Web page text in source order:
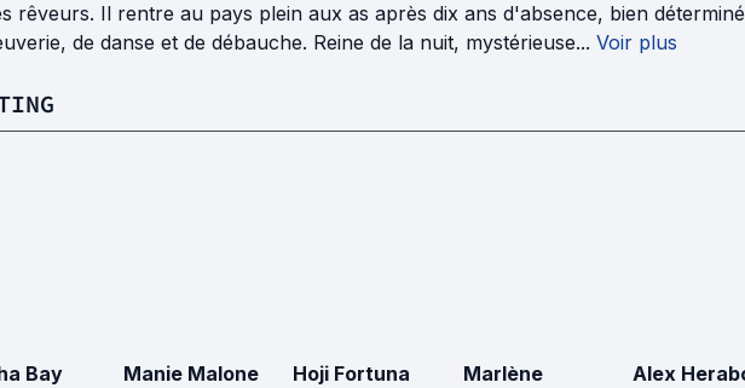
rêveurs. Il rentre au pays plein aux as après dix ans d'absence, bien
de danse et de débauche. Reine de la nuit, mystérieuse... Voir plus
Bay Manie Malone Hoji Fortuna
Marlène
Alex